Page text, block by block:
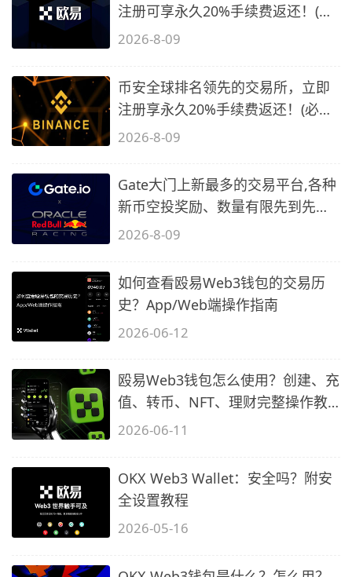
注册可享永久20%手续费返还！(必
备1)
2026-8-09
币安全球排名领先的交易所，立即
注册享永久20%手续费返还！(必备
2)
2026-8-09
Gate大门上新最多的交易平台,各种
新币空投奖励、数量有限先到先
得…
2026-8-09
如何查看殴易Web3钱包的交易历
史？App/Web端操作指南
2026-06-12
殴易Web3钱包怎么使用？创建、充
值、转币、NFT、理财完整操作教
程
2026-06-11
OKX Web3 Wallet：安全吗？附安
全设置教程
2026-05-16